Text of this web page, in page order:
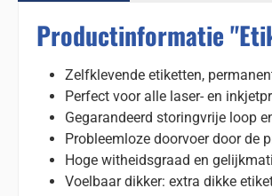
Productinformatie
Zelfklevende etiketten,
Perfect voor alle laser- en
Gegarandeerd storingvrije loop
Probleemloze doorvoer door de
Hoge witheidsgraad en
Voelbaar dikker: extra dikke